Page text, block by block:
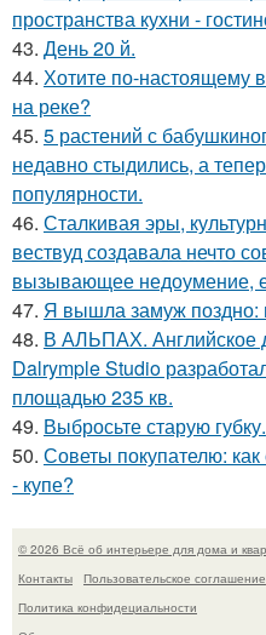
пространства кухни -
43. День 20 й.
44. Хотите по-настоящему
на реке?
45. 5 растений с
недавно стыдились, а
популярности.
46. Сталкивая эры,
вествуд создавала нечто
вызывающее недоумение,
47. Я вышла замуж поздно:
48. В АЛЬПАХ. Английское
Dalrymple Studio
площадью 235 кв.
49. Выбросьте старую губку.
50. Советы покупателю:
- купе?
© 2026 Всё об интерьере для дома и
Контакты
Пользовательское соглашение
Политика конфидециальности